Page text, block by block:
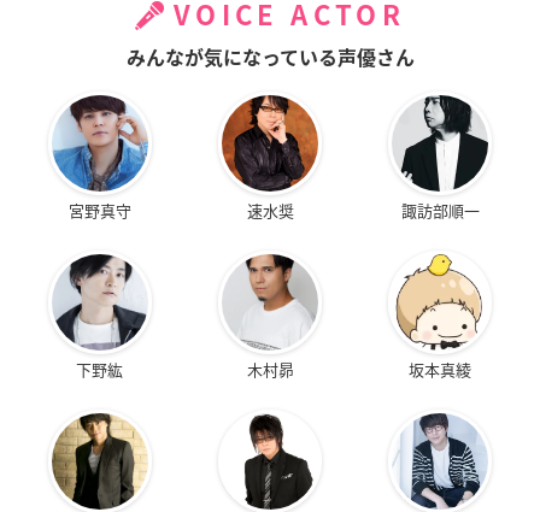
VOICE ACTOR
みんなが気になっている声優さん
宮野真守 速水奨 諏訪部順一
下野紘 木村昴 坂本真綾